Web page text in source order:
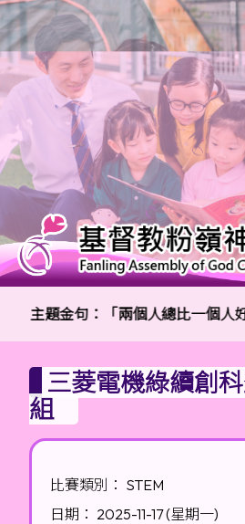
主題金句：「兩個人總比一個人
三菱電機綠續創
組
比賽類別： STEM
日期： 2025-11-17 (星期一)